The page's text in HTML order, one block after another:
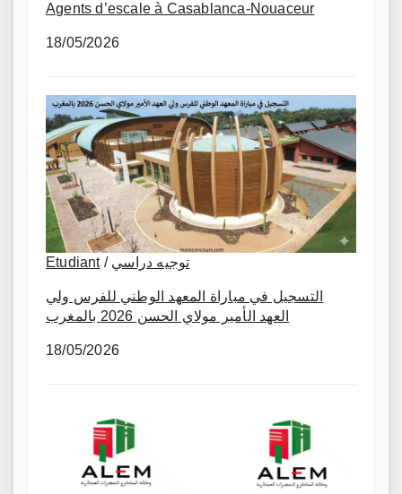
Agents d’escale à Casablanca-Nouaceur
18/05/2026
Etudiant/ توجيه دراسي
التسجيل في مباراة المعهد الوطني للفرس ولي
العهد الأمير مولاي الحسن 2026 بالمغرب
18/05/2026